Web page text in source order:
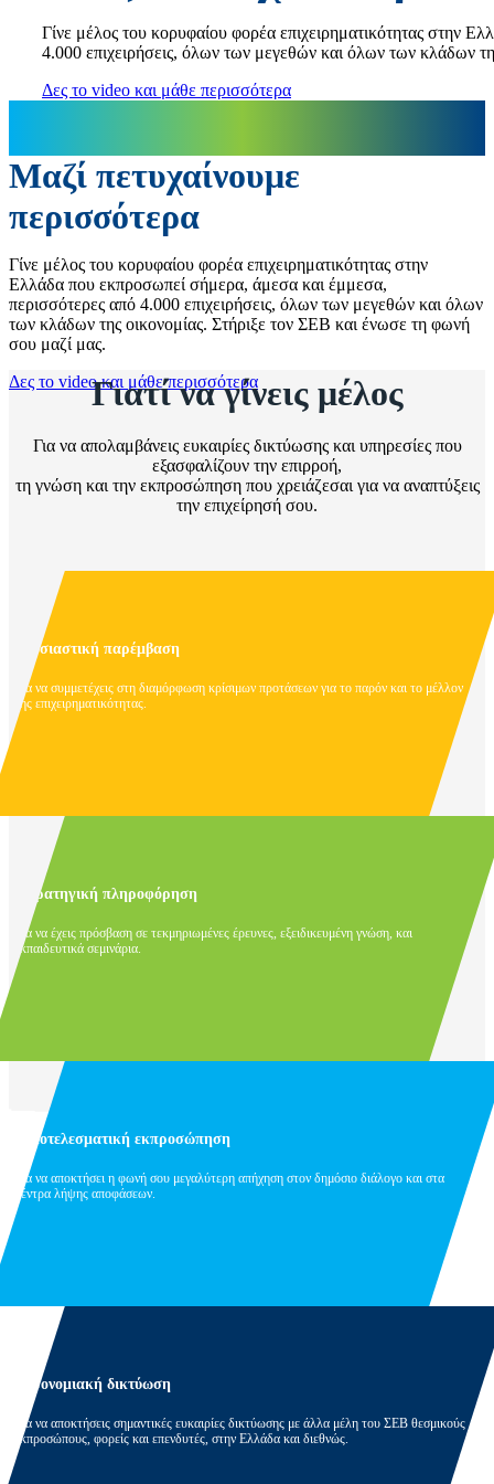
Γίνε μέλος του κορυφαίου φορέα επιχειρηματικότητας στην
4.000 επιχειρήσεις, όλων των μεγεθών και όλων των κλάδων
Δες το video και μάθε περισσότερα
Μαζί πετυχαίνουμε
περισσότερα
Γίνε μέλος του κορυφαίου φορέα επιχειρηματικότητας στην
Ελλάδα που εκπροσωπεί σήμερα, άμεσα και έμμεσα,
περισσότερες από 4.000 επιχειρήσεις, όλων των μεγεθών και όλων
των κλάδων της οικονομίας. Στήριξε τον ΣΕΒ και ένωσε τη φωνή
σου μαζί μας.
Δες το video και μάθε περισσότερα
Γιατί να γίνεις μέλος
Για να απολαμβάνεις ευκαιρίες δικτύωσης και υπηρεσίες που
εξασφαλίζουν την επιρροή,
τη γνώση και την εκπροσώπηση που χρειάζεσαι για να αναπτύξεις
την επιχείρησή σου.
Ουσιαστική παρέμβαση
Για να συμμετέχεις στη διαμόρφωση κρίσιμων προτάσεων για το παρόν και το μέλλον
της επιχειρηματικότητας.
Στρατηγική πληροφόρηση
Για να έχεις πρόσβαση σε τεκμηριωμένες έρευνες, εξειδικευμένη γνώση, και
εκπαιδευτικά σεμινάρια.
Αποτελεσματική εκπροσώπηση
Για να αποκτήσει η φωνή σου μεγαλύτερη απήχηση στον δημόσιο διάλογο και στα
κέντρα λήψης αποφάσεων.
Προνομιακή δικτύωση
Για να αποκτήσεις σημαντικές ευκαιρίες δικτύωσης με άλλα μέλη του ΣΕΒ θεσμικούς
εκπροσώπους, φορείς και επενδυτές, στην Ελλάδα και διεθνώς.